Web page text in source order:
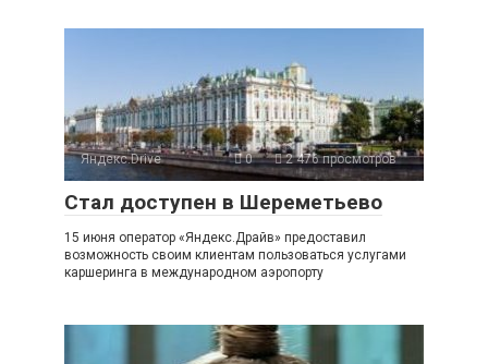
Яндекс.Drive 0 2 476 просмотров
Стал доступен в Шереметьево
15 июня оператор «Яндекс.Драйв» предоставил
возможность своим клиентам пользоваться услугами
каршеринга в международном аэропорту